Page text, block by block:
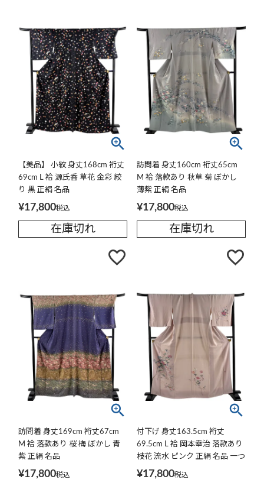
【美品】 小紋 身丈168cm 裄丈
69cm L 袷 源氏香 草花 金彩 絞
り 黒 正絹 名品
¥17,800税込
在庫切れ
訪問着 身丈160cm 裄丈65cm
M 袷 落款あり 秋草 菊 ぼかし
薄紫 正絹 名品
¥17,800税込
在庫切れ
訪問着 身丈169cm 裄丈67cm
M 袷 落款あり 桜 梅 ぼかし 青
紫 正絹 名品
¥17,800税込
付下げ 身丈163.5cm 裄丈
69.5cm L 袷 岡本幸治 落款あり
枝花 流水 ピンク 正絹 名品 一つ
紋
¥17,800税込